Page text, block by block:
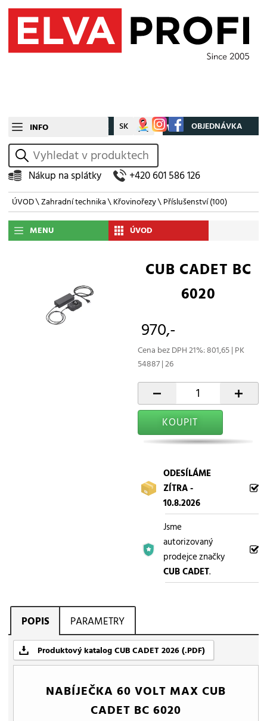
INFO CZ SK Můj účet OBJEDNÁVKA
vyhledat
Nákup na splátky +420 601 586 126
ÚVOD\Zahradní technika\Křovinořezy\Příslušenství(100)
MENU ÚVOD
CUB CADET BC
6020
970,-
Cena bez DPH 21%: 801,65 | PK
54887 | 26
- +
KOUPIT
ODESÍLÁME
ZÍTRA -
10.8.2026
Jsme
autorizovaný
prodejce značky
CUB CADET.
POPIS PARAMETRY
Produktový katalog CUB CADET 2026 (.PDF)
NABÍJEČKA 60 VOLT MAX CUB
CADET BC 6020